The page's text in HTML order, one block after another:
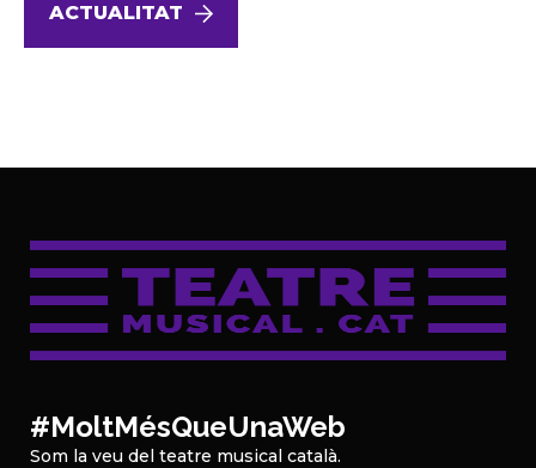
ACTUALITAT
#MoltMésQueUnaWeb
Som la veu del teatre musical català.